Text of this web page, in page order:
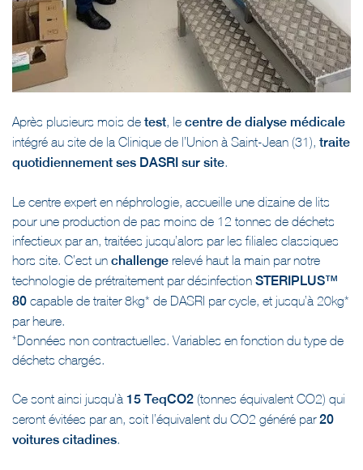
Après plusieurs mois de test, le centre de dialyse médicale
intégré au site de la Clinique de l’Union à Saint-Jean (31), traite
quotidiennement ses DASRI sur site.
Le centre expert en néphrologie, accueille une dizaine de lits
pour une production de pas moins de 12 tonnes de déchets
infectieux par an, traitées jusqu’alors par les filiales classiques
hors site. C’est un challenge relevé haut la main par notre
technologie de prétraitement par désinfection STERIPLUS™
80 capable de traiter 8kg* de DASRI par cycle, et jusqu’à 20kg*
par heure.
*Données non contractuelles. Variables en fonction du type de
déchets chargés.
Ce sont ainsi jusqu’à 15 TeqCO2 (tonnes équivalent CO2) qui
seront évitées par an, soit l’équivalent du CO2 généré par20
voitures citadines.